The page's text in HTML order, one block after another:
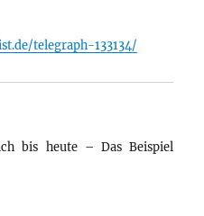
telegraph-133134/
bis heute – Das Beispiel